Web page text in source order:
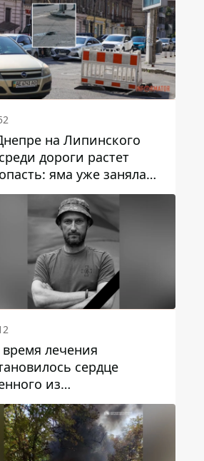
на Липинского
дороги растет
яма уже заняла
движения
лечения
сердце
из
области
Лупашко